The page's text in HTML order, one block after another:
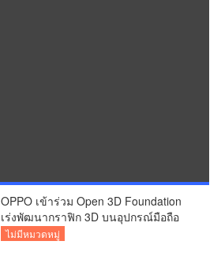
OPPO เข้าร่วม Open 3D Foundation
เร่งพัฒนากราฟิก 3D บนอุปกรณ์มือถือ
ไม่มีหมวดหมู่